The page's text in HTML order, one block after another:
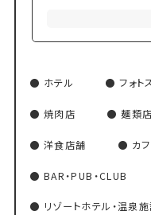
ホテル フォト
焼肉店 麺類
洋食店舗 カ
BAR・PUB・CLUB
リゾートホテル・温泉